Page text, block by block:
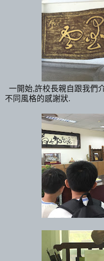
一開始,許校長親自跟我們
不同風格的感謝狀.